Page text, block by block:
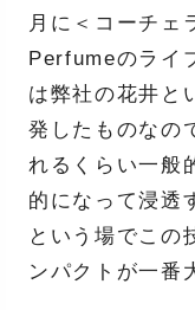
月に＜コーチェ
Perfumeのライ
は弊社の花井と
発したものなの
れるくらい一般
的になって浸透
という場でこの
ンパクトが一番